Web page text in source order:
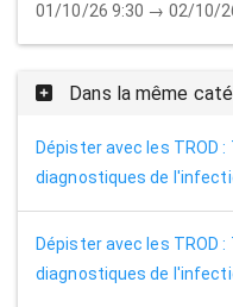
01/10/26 9:30 → 02/10/
Dans la même
Dépister avec les TROD
diagnostiques de
Dépister avec les TROD
diagnostiques de